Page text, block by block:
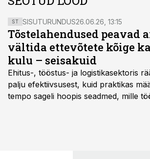
ST SISUTURUNDUS26.06.26, 13:15
Tõstelahendused peavad
vältida ettevõtete kõige
kulu – seisakuid
Ehitus-, tööstus- ja logistikasektoris
palju efektiivsusest, kuid praktikas
tempo sageli hoopis seadmed, mille